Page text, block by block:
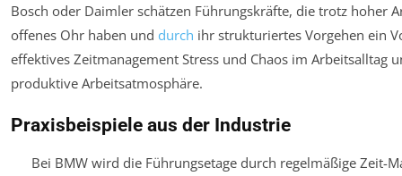
Bosch oder Daimler schätzen Führungskräfte, die trotz hoher
offenes Ohr haben und durch ihr strukturiertes Vorgehen ein
effektives Zeitmanagement Stress und Chaos im Arbeitsalltag
produktive Arbeitsatmosphäre.
Praxisbeispiele aus der Industrie
Bei BMW wird die Führungsetage durch regelmäßige Zeit-